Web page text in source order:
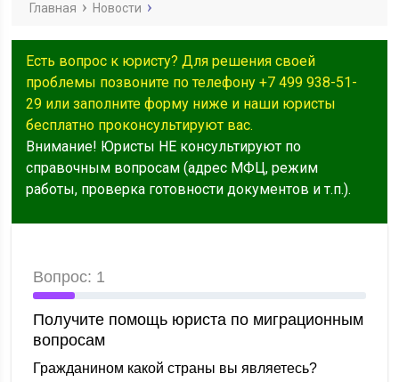
Главная Новости
Есть вопрос к юристу? Для решения своей
проблемы позвоните по телефону +7 499 938-51-
29 или заполните форму ниже и наши юристы
бесплатно проконсультируют вас.
Внимание! Юристы НЕ консультируют по
справочным вопросам (адрес МФЦ, режим
работы, проверка готовности документов и т.п.).